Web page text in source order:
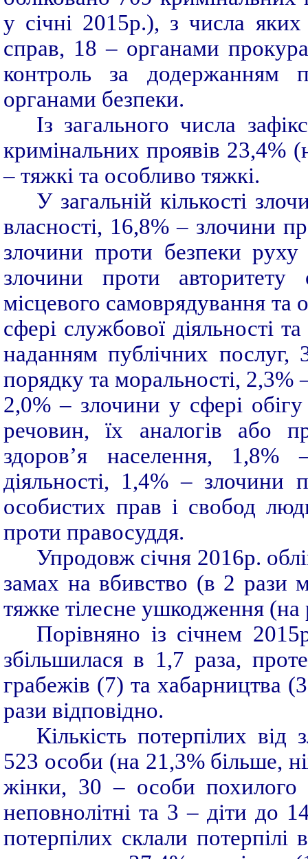
у січні 2015р.), з числа
справ, 18 – органами
контроль за додержанням
органами безпеки.
Із загального числа
кримінальних проявів 23,4%
– тяжкі та особливо тяжкі.
У загальній кількості
власності, 16,8% – злочини
злочини проти безпеки руху
злочини проти авторитету
місцевого самоврядування та
сфері службової діяльності
наданням публічних послуг,
порядку та моральності, 2,3%
2,0% – злочини у сфері
речовин, їх аналогів або
здоров’я населення, 1,8%
діяльності, 1,4% – злочини
особистих прав і свобод
проти правосуддя.
Упродовж січня 2016р.
замах на вбивство (в 2 рази
тяжке тілесне ушкодження (на
Порівняно із січнем
збільшилася в 1,7 раза,
грабежів (7) та хабарництва
рази відповідно.
Кількість потерпілих від
523 особи (на 21,3% більше,
жінки, 30 – особи похилого
неповнолітні та 3 – діти до
потерпілих склали